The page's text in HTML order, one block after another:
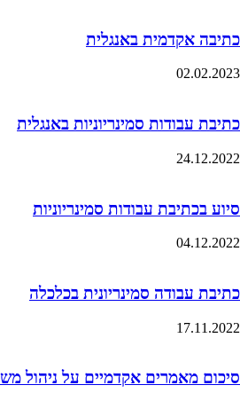
כתיבה אקדמית באנגלית
02.02.2023
כתיבת עבודות סמינריוניות באנגלית
24.12.2022
סיוע בכתיבת עבודות סמינריוניות
04.12.2022
כתיבת עבודה סמינריונית בכלכלה
17.11.2022
סיכום מאמרים אקדמיים על ניהול